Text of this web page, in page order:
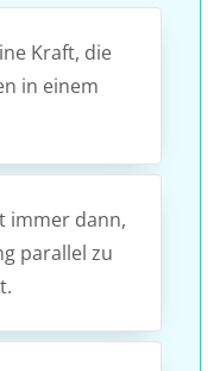
Kraft, die
in einem
immer dann,
parallel zu